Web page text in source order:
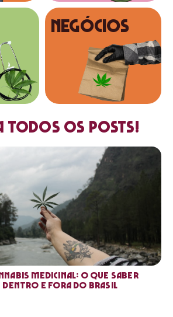
NEGÓCIOS
todos os posts!
medicinal: o que saber
dentro e fora do Brasil